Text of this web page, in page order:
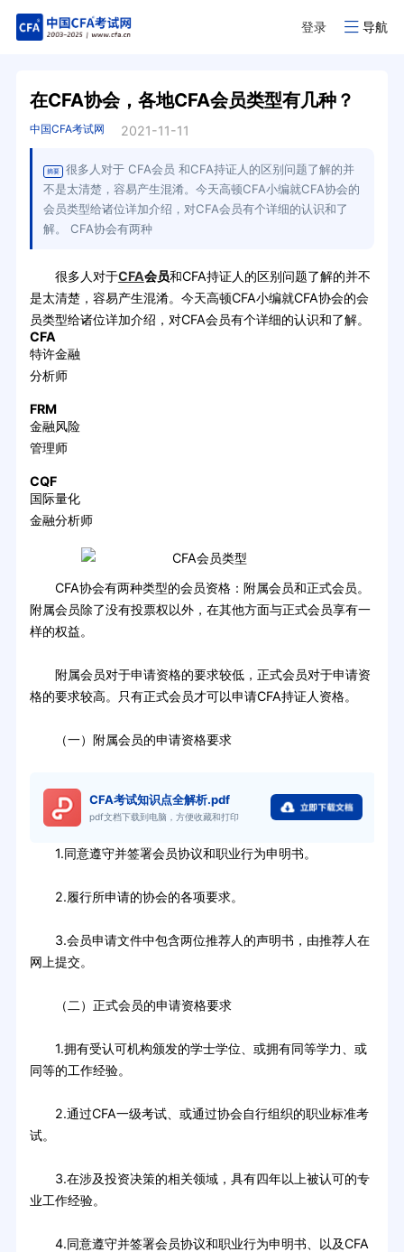
登录 导航
在CFA协会，各地CFA会员类型有几种？
中国CFA考试网 2021-11-11
摘要
很多人对于 CFA会员 和CFA持证人的区别问题了解的并
不是太清楚，容易产生混淆。今天高顿CFA小编就CFA协会的
会员类型给诸位详加介绍，对CFA会员有个详细的认识和了
解。 CFA协会有两种
很多人对于CFA会员和CFA持证人的区别问题了解的并不
是太清楚，容易产生混淆。今天高顿CFA小编就CFA协会的会
员类型给诸位详加介绍，对CFA会员有个详细的认识和了解。
CFA
特许金融
分析师
FRM
金融风险
管理师
CQF
国际量化
金融分析师
CFA协会有两种类型的会员资格：附属会员和正式会员。
附属会员除了没有投票权以外，在其他方面与正式会员享有一
样的权益。
附属会员对于申请资格的要求较低，正式会员对于申请资
格的要求较高。只有正式会员才可以申请CFA持证人资格。
（一）附属会员的申请资格要求
CFA考试知识点全解析.pdf
pdf文档下载到电脑，方便收藏和打印
1.同意遵守并签署会员协议和职业行为申明书。
2.履行所申请的协会的各项要求。
3.会员申请文件中包含两位推荐人的声明书，由推荐人在
网上提交。
（二）正式会员的申请资格要求
1.拥有受认可机构颁发的学士学位、或拥有同等学力、或
同等的工作经验。
2.通过CFA一级考试、或通过协会自行组织的职业标准考
试。
3.在涉及投资决策的相关领域，具有四年以上被认可的专
业工作经验。
4.同意遵守并签署会员协议和职业行为申明书、以及CFA